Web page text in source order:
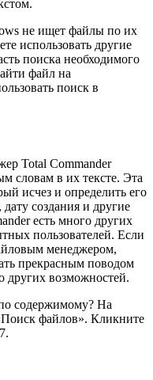
не ищет файлы по их
использовать другие
поиска необходимого
файл на
поиск в
Total Commander
словам в их тексте. Эта
исчез и определить его
создания и другие
есть много других
пользователей. Если
менеджером,
прекрасным поводом
других возможностей.
содержимому? На
файлов». Кликните